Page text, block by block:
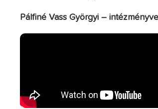
Pálfiné Vass Györgyi –